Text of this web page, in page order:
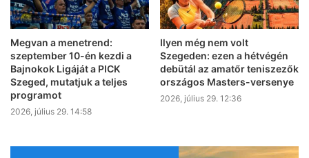
Megvan a menetrend:
szeptember 10-én kezdi a
Bajnokok Ligáját a PICK
Szeged, mutatjuk a teljes
programot
2026, július 29. 14:58
Ilyen még nem volt
Szegeden: ezen a hétvégén
debütál az amatőr teniszezők
országos Masters-versenye
2026, július 29. 12:36